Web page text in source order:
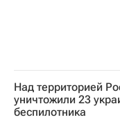
Над территорией
уничтожили 23
беспилотника